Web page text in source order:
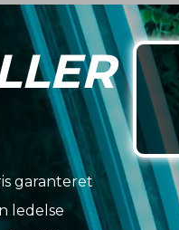
garanteret
ledelse